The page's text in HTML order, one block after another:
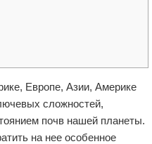
Европе, Азии, Америке
сложностей,
почв нашей планеты.
на нее особенное